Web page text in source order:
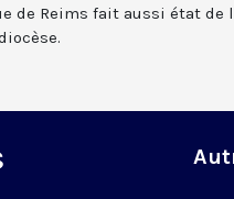
de Reims fait aussi état de